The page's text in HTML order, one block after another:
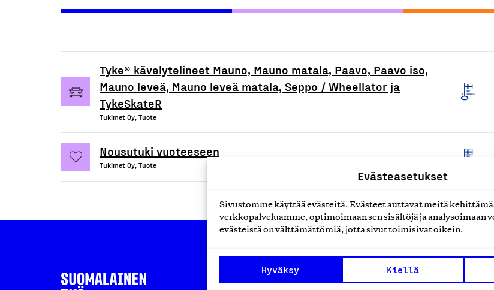
Evästeasetukset
Sivustomme käyttää evästeitä. Evästeet auttavat meitä
verkkopalveluamme, optimoimaan sen sisältöjä ja analysoimaan
evästeistä on välttämättömiä, jotta sivut toimisivat oikein.
Hyväksy Kiellä
Tyke® kävelytelineet Mauno, Mauno matala, Paavo, Paavo iso,
Mauno leveä, Mauno leveä matala, Seppo / Wheellator ja
TykeSkateR
Tukimet Oy, Tuote
Nousutuki vuoteeseen
Tukimet Oy, Tuote
Suomalainen